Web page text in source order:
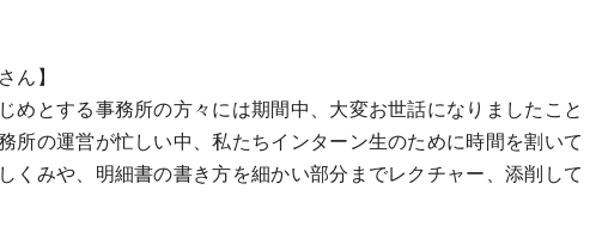
ん】
めとする事務所の方々には期間中、大変お世話になりましたこと
所の運営が忙しい中、私たちインターン生のために時間を割いて
くみや、明細書の書き方を細かい部分までレクチャー、添削して